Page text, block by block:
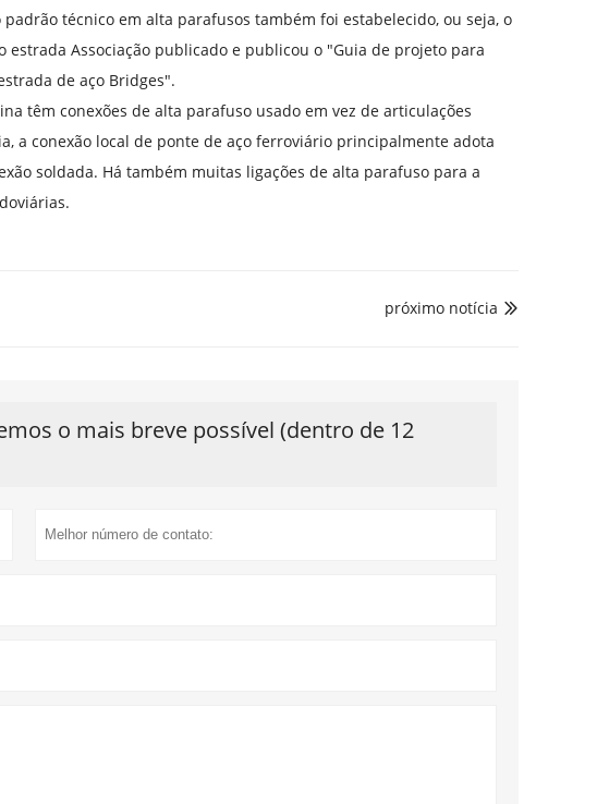
técnico em alta parafusos também foi estabelecido, ou seja, o
estrada Associação publicado e publicou o "Guia de projeto para
de aço Bridges".
têm conexões de alta parafuso usado em vez de articulações
a conexão local de ponte de aço ferroviário principalmente adota
soldada. Há também muitas ligações de alta parafuso para a

próximo notícia
o mais breve possível (dentro de 12